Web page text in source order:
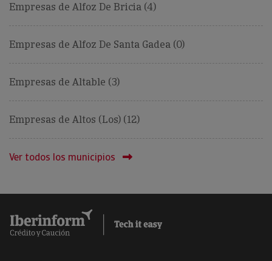
Empresas de Alfoz De Bricia (4)
Empresas de Alfoz De Santa Gadea (0)
Empresas de Altable (3)
Empresas de Altos (Los) (12)
Ver todos los municipios